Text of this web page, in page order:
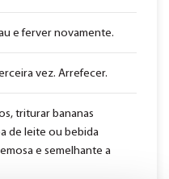
e ferver novamente.
vez. Arrefecer.
triturar bananas
de leite ou bebida
e semelhante a